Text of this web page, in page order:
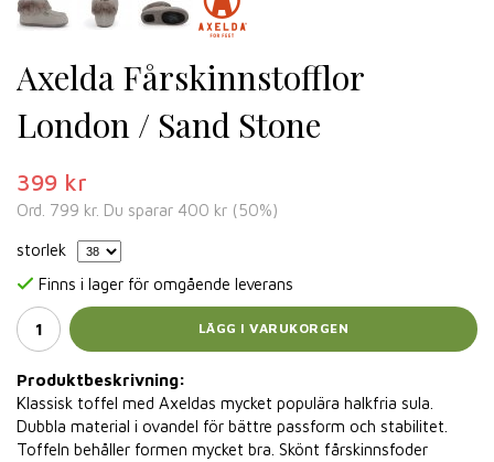
Axelda Fårskinnstofflor
London / Sand Stone
399 kr
Ord. 799 kr. Du sparar 400 kr (50%)
storlek
Finns i lager för omgående leverans
LÄGG I VARUKORGEN
Produktbeskrivning:
Klassisk toffel med Axeldas mycket populära halkfria sula.
Dubbla material i ovandel för bättre passform och stabilitet.
Toffeln behåller formen mycket bra. Skönt fårskinnsfoder